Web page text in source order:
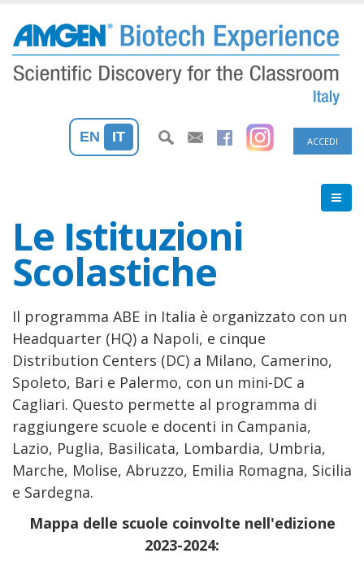
contenuto
principale
EN IT
Menu
profilo
utente
ACCEDI
Le Istituzioni
Scolastiche
Il programma ABE in Italia è organizzato con un
Headquarter (HQ) a Napoli, e cinque
Distribution Centers (DC) a Milano, Camerino,
Spoleto, Bari e Palermo, con un mini-DC a
Cagliari. Questo permette al programma di
raggiungere scuole e docenti in Campania,
Lazio, Puglia, Basilicata, Lombardia, Umbria,
Marche, Molise, Abruzzo, Emilia Romagna, Sicilia
e Sardegna.
Mappa delle scuole coinvolte nell'edizione
2023-2024: